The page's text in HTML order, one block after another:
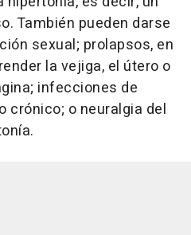
También pueden darse
sexual; prolapsos, en
la vejiga, el útero o
infecciones de
crónico; o neuralgia del